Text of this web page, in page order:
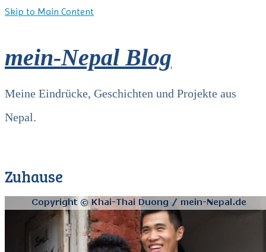
Skip to Main Content
mein-Nepal Blog
Meine Eindrücke, Geschichten und Projekte aus
Nepal.
Zuhause